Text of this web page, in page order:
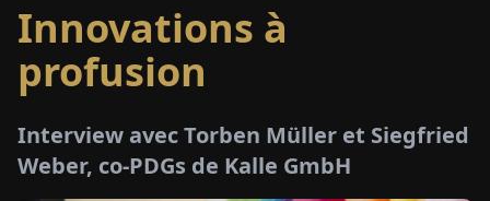
Innovations à
profusion
Interview avec Torben Müller et Siegfried
Weber, co-PDGs de Kalle GmbH